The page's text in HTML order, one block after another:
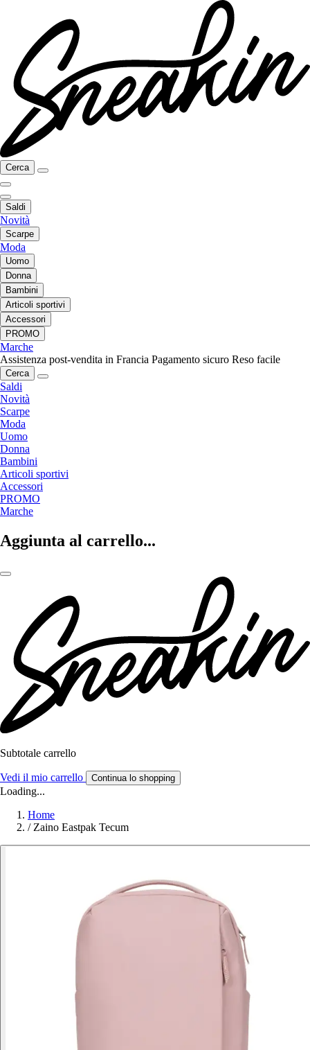
Cerca
Saldi
Novità
Scarpe
Moda
Uomo
Donna
Bambini
Articoli sportivi
Accessori
PROMO
Marche
Assistenza post-vendita in Francia Pagamento sicuro Reso facile
Cerca
Saldi
Novità
Scarpe
Moda
Uomo
Donna
Bambini
Articoli sportivi
Accessori
PROMO
Marche
Aggiunta al carrello...
Subtotale carrello
Vedi il mio carrello Continua lo shopping
Loading...
Home
/ Zaino Eastpak Tecum